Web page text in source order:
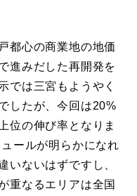
都心の商業地の地価
進みだした再開発を
では三宮もようやく
したが、今回は20%
位の伸び率となりま
ールが明らかになれ
いないはずですし、
重なるエリアは全国